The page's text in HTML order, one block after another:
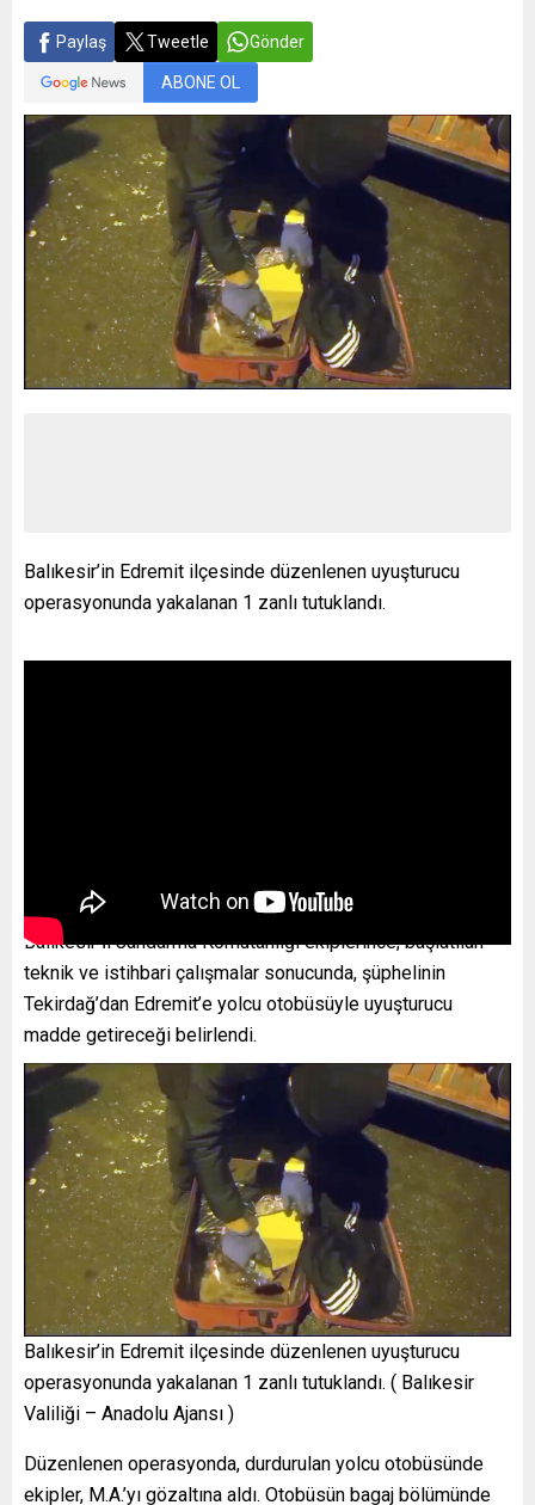
Paylaş Tweetle Gönder
ABONE OL
Balıkesir’in Edremit ilçesinde düzenlenen uyuşturucu
operasyonunda yakalanan 1 zanlı tutuklandı.
Balıkesir İl Jandarma Komutanlığı ekiplerince, başlatılan
teknik ve istihbari çalışmalar sonucunda, şüphelinin
Tekirdağ’dan Edremit’e yolcu otobüsüyle uyuşturucu
madde getireceği belirlendi.
Balıkesir’in Edremit ilçesinde düzenlenen uyuşturucu
operasyonunda yakalanan 1 zanlı tutuklandı. ( Balıkesir
Valiliği – Anadolu Ajansı )
Düzenlenen operasyonda, durdurulan yolcu otobüsünde
ekipler, M.A.’yı gözaltına aldı. Otobüsün bagaj bölümünde